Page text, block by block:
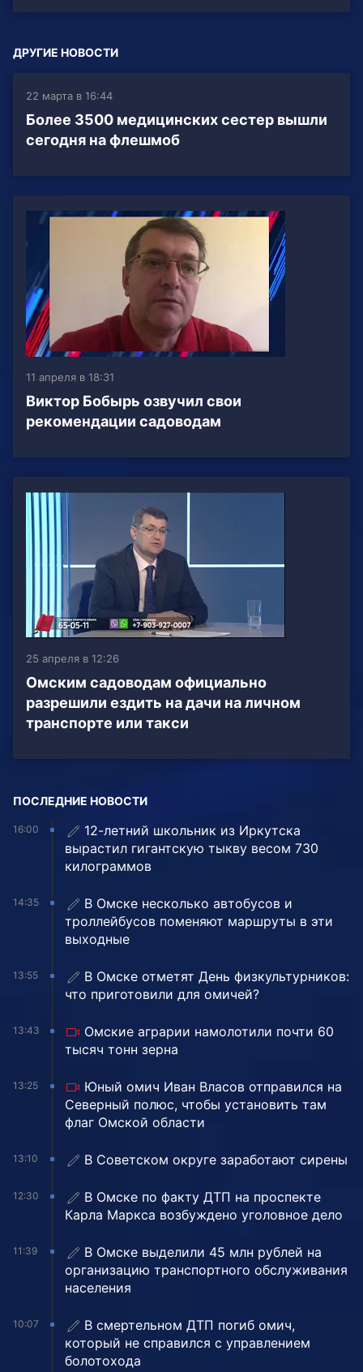
ДРУГИЕ НОВОСТИ
22 марта в 16:44
Более 3500 медицинских сестер вышли
сегодня на флешмоб
11 апреля в 18:31
Виктор Бобырь озвучил свои
рекомендации садоводам
25 апреля в 12:26
Омским садоводам официально
разрешили ездить на дачи на личном
транспорте или такси
ПОСЛЕДНИЕ НОВОСТИ
16:00
12-летний школьник из Иркутска
вырастил гигантскую тыкву весом 730
килограммов
14:35
В Омске несколько автобусов и
троллейбусов поменяют маршруты в эти
выходные
13:55
В Омске отметят День физкультурников:
что приготовили для омичей?
13:43
Омские аграрии намолотили почти 60
тысяч тонн зерна
13:25
Юный омич Иван Власов отправился на
Северный полюс, чтобы установить там
флаг Омской области
13:10 В Советском округе заработают сирены
12:30
В Омске по факту ДТП на проспекте
Карла Маркса возбуждено уголовное дело
11:39
В Омске выделили 45 млн рублей на
организацию транспортного обслуживания
населения
10:07
В смертельном ДТП погиб омич,
который не справился с управлением
болотохода